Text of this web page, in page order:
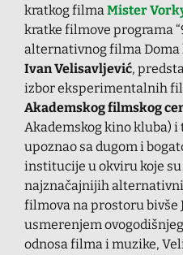
kratkog filmaMister
kratke filmove programa
alternativnog filma
Ivan Velisavljević,
izbor eksperimentalnih
Akademskog filmskog
Akademskog kino kluba)
upoznao sa dugom i
institucije u okviru koje
najznačajnijih
filmova na prostoru bivše
usmerenjem
odnosa filma i muzike,